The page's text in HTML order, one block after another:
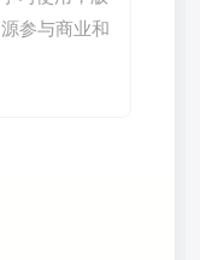
参与商业和